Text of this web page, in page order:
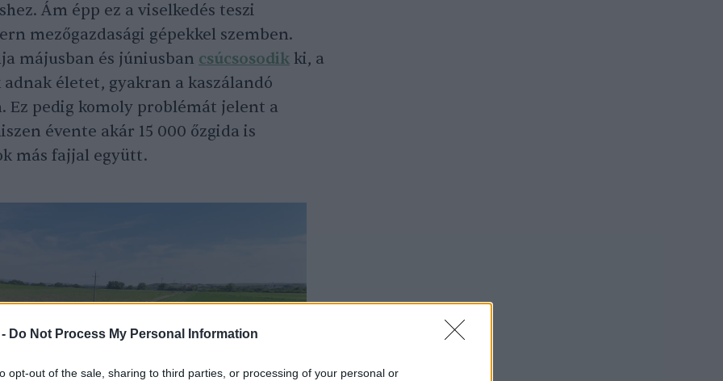
Do Not Process My Personal Information
opt-out of the sale, sharing to third parties, or processing of your personal or
Ám épp ez a viselkedés teszi
mezőgazdasági gépekkel szemben.
májusban és júniusban csúcsosodik ki, a
életet, gyakran a kaszálandó
Ez pedig komoly problémát jelent a
évente akár 15 000 őzgida is
más fajjal együtt.